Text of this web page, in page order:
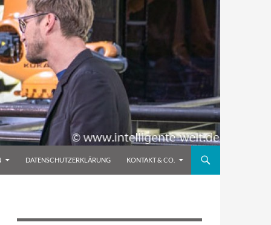
DATENSCHUTZERKLÄRUNG KONTAKT & CO.